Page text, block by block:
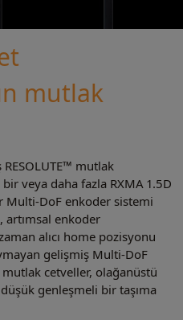
mutlak
RESOLUTE™ mutlak
veya daha fazla RXMA 1.5D
Multi-DoF enkoder sistemi
enkoder
alıcı home pozisyonu
gelişmiş Multi-DoF
cetveller, olağanüstü
genleşmeli bir taşıma